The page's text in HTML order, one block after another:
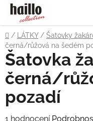
Přejít
obsah
Domů
/ LÁTKY / Šatovky
černá/růžová na šedém
Šatovka
černá/
pozadí
Průměrné
1 hodnocení